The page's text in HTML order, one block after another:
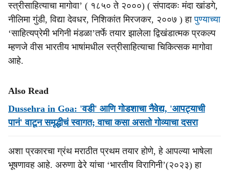
स्त्रीसाहित्याचा मागोवा’ ( १८५० ते २०००) ( संपादकः मंदा खांडगे,
नीलिमा गुंडी, विद्या देवधर, निशिकांत मिरजकर, २००७ ) हापुण्याच्या
‘साहित्यप्रेमी भगिनी मंडळा’तर्फे तयार झालेला द्विखंडात्मक प्रकल्प
म्हणजे वीस भारतीय भाषांमधील स्त्रीसाहित्याचा चिकित्सक मागोवा
आहे.
Also Read
Dussehra in Goa: 'वडी' आणि गोडशाचा नैवेद्य, 'आपट्याची
पानं' वाटून समृद्धीचं स्वागत; वाचा कसा असतो गोव्याचा दसरा
अशा प्रकारचा ग्रंथ मराठीत प्रथम तयार होणे, हे आपल्या भाषेला
भूषणावह आहे. अरुणा ढेरे यांचा ‘भारतीय विरागिनी’(२०२३) हा